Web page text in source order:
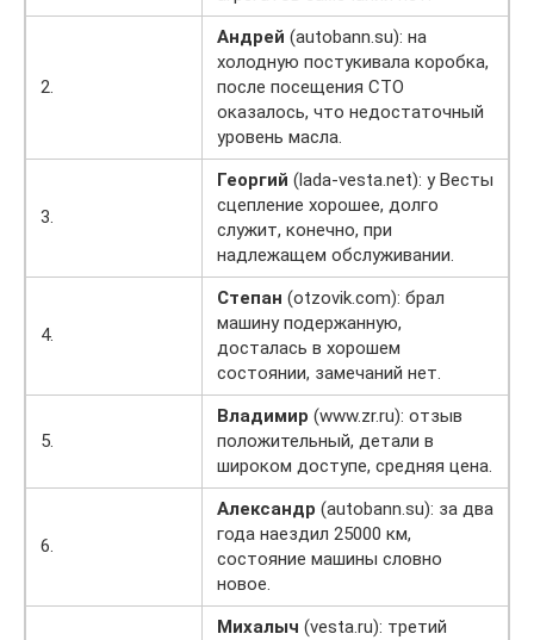
2.
Андрей (autobann.su): на
холодную постукивала коробка,
после посещения СТО
оказалось, что недостаточный
уровень масла.
3.
Георгий (lada-vesta.net): у Весты
сцепление хорошее, долго
служит, конечно, при
надлежащем обслуживании.
4.
Степан (otzovik.com): брал
машину подержанную,
досталась в хорошем
состоянии, замечаний нет.
5.
Владимир (www.zr.ru): отзыв
положительный, детали в
широком доступе, средняя цена.
6.
Александр (autobann.su): за два
года наездил 25000 км,
состояние машины словно
новое.
Михалыч (vesta.ru): третий